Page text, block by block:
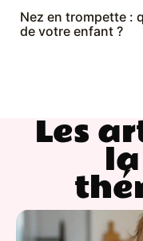
Nez en trompette :
de votre enfant ?
Les